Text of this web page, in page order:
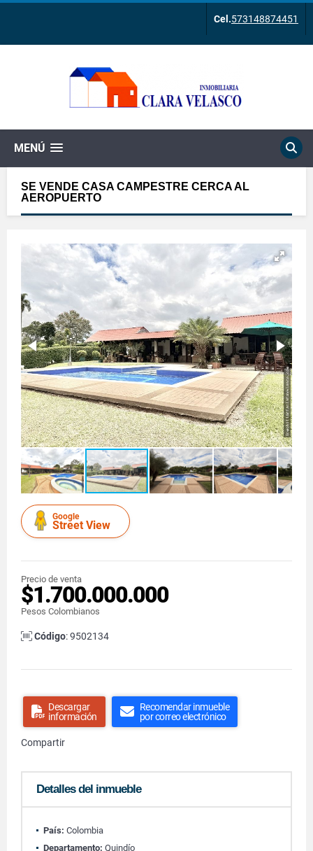
Cel.573148874451
MENÚ
SE VENDE CASA CAMPESTRE CERCA AL
AEROPUERTO
Google
Street View
Precio de venta
$1.700.000.000
Pesos Colombianos
Código: 9502134
Descargar
información
Recomendar inmueble
por correo electrónico
Compartir
Detalles del inmueble
País: Colombia
Departamento: Quindío